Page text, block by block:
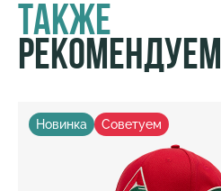
Также
Рекомендуем
Новинка Советуем